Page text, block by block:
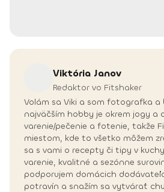
Viktória Janov
Redaktor vo Fitshaker
Volám sa Viki a som fotografka a
najväčším hobby je okrem jogy a
varenie/pečenie a fotenie, takže
miestom, kde to všetko môžem
sa s vami o recepty či tipy v
varenie, kvalitné a sezónne
podporujem domácich
potravín a snažím sa vytvárať